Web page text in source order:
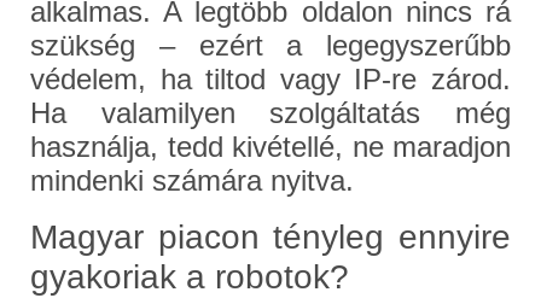
alkalmas. A legtöbb oldalon nincs rá
szükség – ezért a legegyszerűbb
védelem, ha tiltod vagy IP‑re zárod.
Ha valamilyen szolgáltatás még
használja, tedd kivétellé, ne maradjon
mindenki számára nyitva.
Magyar piacon tényleg ennyire
gyakoriak a robotok?